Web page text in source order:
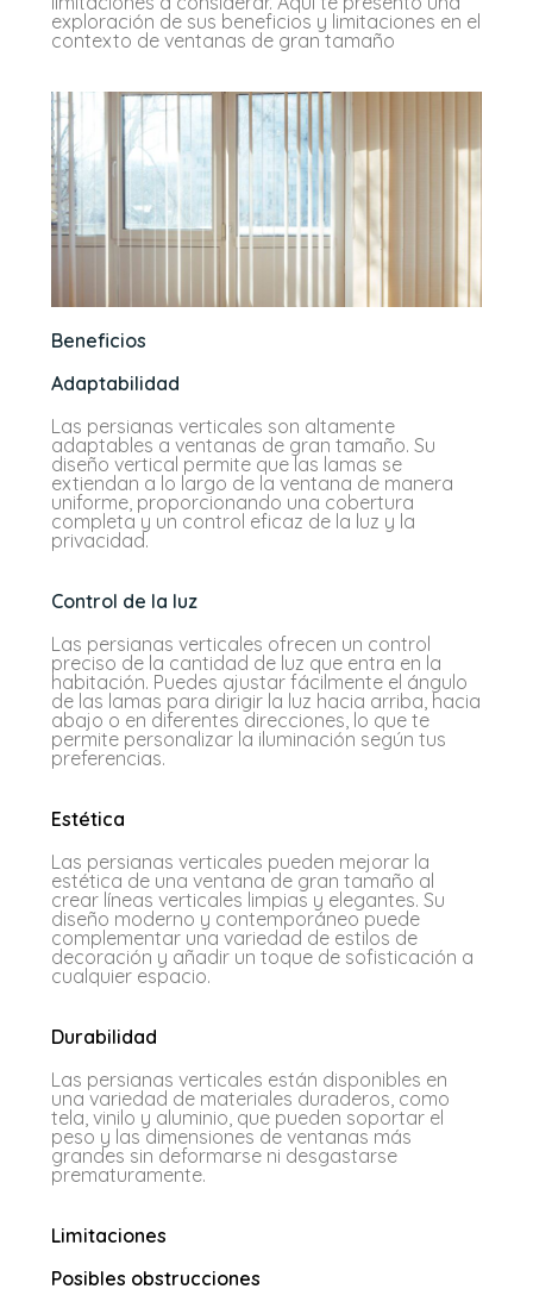
exploración de sus beneficios y limitaciones en el
contexto de ventanas de gran tamaño
Beneficios
Adaptabilidad
Las persianas verticales son altamente
adaptables a ventanas de gran tamaño. Su
diseño vertical permite que las lamas se
extiendan a lo largo de la ventana de manera
uniforme, proporcionando una cobertura
completa y un control eficaz de la luz y la
privacidad.
Control de la luz
Las persianas verticales ofrecen un control
preciso de la cantidad de luz que entra en la
habitación. Puedes ajustar fácilmente el ángulo
de las lamas para dirigir la luz hacia arriba, hacia
abajo o en diferentes direcciones, lo que te
permite personalizar la iluminación según tus
preferencias.
Estética
Las persianas verticales pueden mejorar la
estética de una ventana de gran tamaño al
crear líneas verticales limpias y elegantes. Su
diseño moderno y contemporáneo puede
complementar una variedad de estilos de
decoración y añadir un toque de sofisticación a
cualquier espacio.
Durabilidad
Las persianas verticales están disponibles en
una variedad de materiales duraderos, como
tela, vinilo y aluminio, que pueden soportar el
peso y las dimensiones de ventanas más
grandes sin deformarse ni desgastarse
prematuramente.
Limitaciones
Posibles obstrucciones